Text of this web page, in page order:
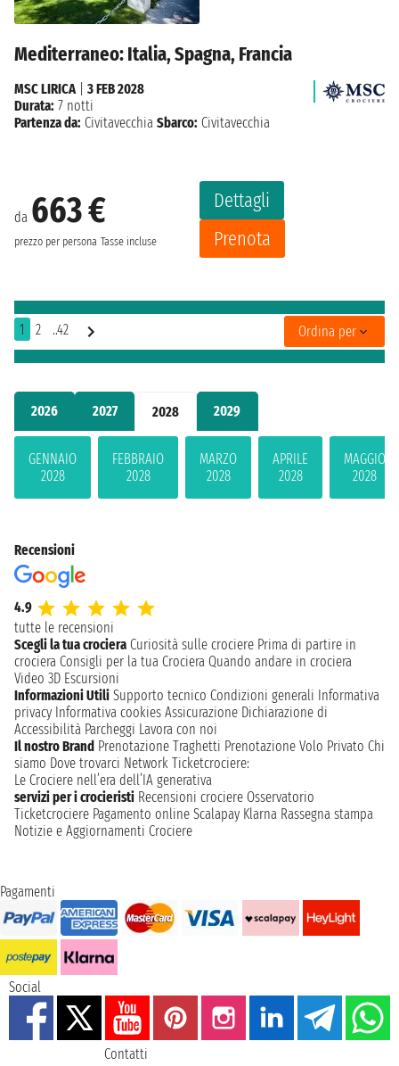
2026 2027 2028 2029
GENNAIO
2028
FEBBRAIO
2028
MARZO
2028
APRILE
2028
MAGGIO
2028
Mediterraneo: Italia, Spagna, Francia
da 663 €
prezzo per persona Tasse incluse
Dettagli
Prenota
MSC LIRICA
3 FEB 2028
Durata: 7 notti
Partenza da: Civitavecchia Sbarco: Civitavecchia
1 2 ..42 Ordina per
Recensioni
4.9
tutte le recensioni
Scegli la tua crociera Curiosità sulle crociere Prima di partire in
crociera Consigli per la tua Crociera Quando andare in crociera
Video 3D Escursioni
Informazioni Utili Supporto tecnico Condizioni generali Informativa
privacy Informativa cookies Assicurazione Dichiarazione di
Accessibilità Parcheggi Lavora con noi
Il nostro Brand Prenotazione Traghetti Prenotazione Volo Privato Chi
siamo Dove trovarci Network Ticketcrociere:
Le Crociere nell’era dell’IA generativa
servizi per i crocieristi Recensioni crociere Osservatorio
Ticketcrociere Pagamento online Scalapay Klarna Rassegna stampa
Notizie e Aggiornamenti Crociere
Pagamenti
Social
Contatti